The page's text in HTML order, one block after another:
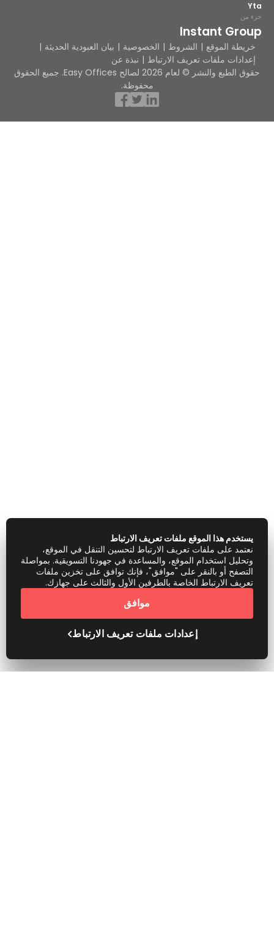
Yta
جزء من
Instant Group
خريطة الموقع الشروط الخصوصية
بيان العبودية الحديثة
إعدادات ملفات تعريف الارتباط
نبذة عن
حقوق الطبع والنشر © لعام 2026 لصالح Easy Offices. جميع الحقوق
محفوظة.
يستخدم هذا الموقع ملفات تعريف الارتباط
نعتمد على ملفات تعريف الارتباط لتحسين التنقل في الموقع،
وتحليل استخدام الموقع، والمساعدة في جهودنا التسويقية. بمواصلة
التصفح أو بالنقر على "موافق"، فإنك توافق على تخزين ملفات
تعريف الارتباط الخاصة بالطرفين الأول والثالث على جهازك.
إعدادات ملفات تعريف الارتباط
موافق